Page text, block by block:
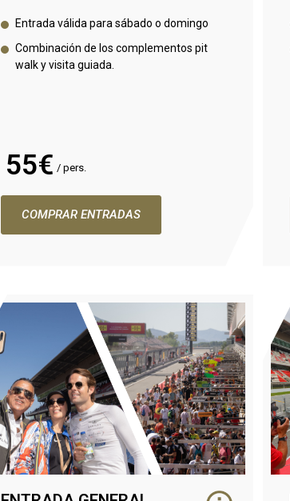
Entrada válida para sábado o domingo
Combinación de los complementos pit
walk y visita guiada.
55€ / pers.
COMPRAR ENTRADAS